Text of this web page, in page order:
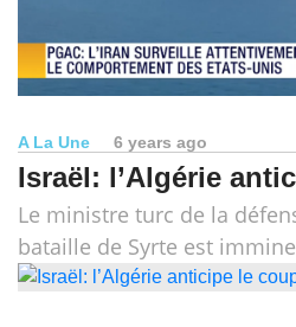
A La Une 6 years ago
Israël: l’Algérie
Le ministre turc de la
bataille de Syrte est